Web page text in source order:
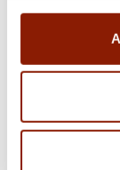
Mijn Eigen
andere
binnen